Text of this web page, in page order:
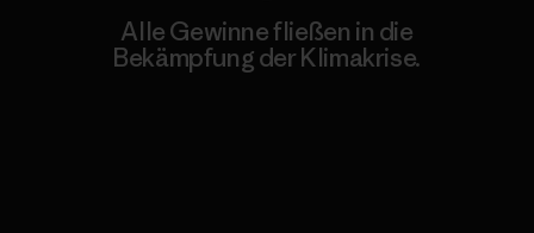
Alle Gewinne fließen in die
Bekämpfung der Klimakrise.